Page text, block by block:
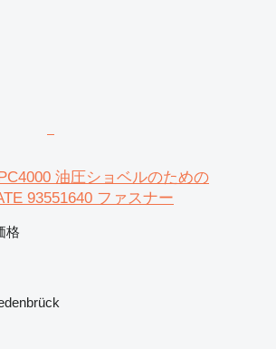
油圧ショベルのための
93551640 ファスナー
格